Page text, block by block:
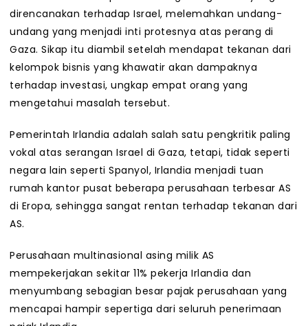
direncanakan terhadap Israel, melemahkan undang-
undang yang menjadi inti protesnya atas perang di
Gaza. Sikap itu diambil setelah mendapat tekanan dari
kelompok bisnis yang khawatir akan dampaknya
terhadap investasi, ungkap empat orang yang
mengetahui masalah tersebut.
Pemerintah Irlandia adalah salah satu pengkritik paling
vokal atas serangan Israel di Gaza, tetapi, tidak seperti
negara lain seperti Spanyol, Irlandia menjadi tuan
rumah kantor pusat beberapa perusahaan terbesar AS
di Eropa, sehingga sangat rentan terhadap tekanan dari
AS.
Perusahaan multinasional asing milik AS
mempekerjakan sekitar 11% pekerja Irlandia dan
menyumbang sebagian besar pajak perusahaan yang
mencapai hampir sepertiga dari seluruh penerimaan